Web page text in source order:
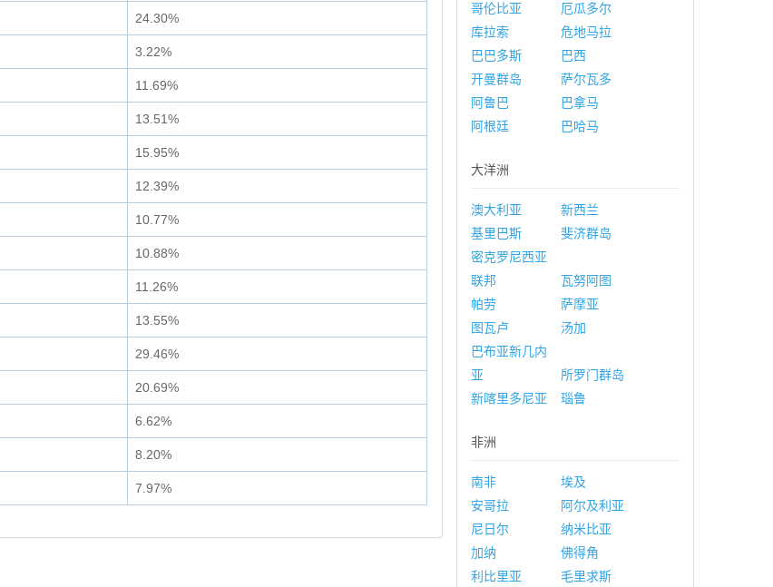
24.30%
3.22%
11.69%
13.51%
15.95%
12.39%
10.77%
10.88%
11.26%
13.55%
29.46%
20.69%
6.62%
8.20%
7.97%
哥伦比亚
厄瓜多尔
库拉索
危地马拉
巴巴多斯
巴西
开曼群岛
萨尔瓦多
阿鲁巴
巴拿马
阿根廷
巴哈马
大洋洲
澳大利亚
新西兰
基里巴斯
斐济群岛
密克罗尼西亚
联邦
瓦努阿图
帕劳
萨摩亚
图瓦卢
汤加
巴布亚新几内
亚
所罗门群岛
新喀里多尼亚
瑙鲁
非洲
南非
埃及
安哥拉
阿尔及利亚
尼日尔
纳米比亚
加纳
佛得角
利比里亚
毛里求斯